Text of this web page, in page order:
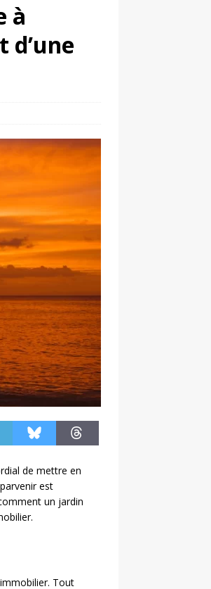
à
d’une
de mettre en
est
un jardin
Tout